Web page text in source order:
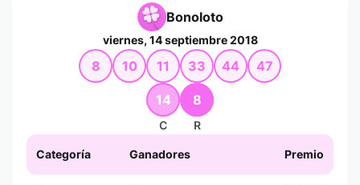
Bonoloto
viernes, 14 septiembre 2018
8 10 11 33 44 47
14
C
8
R
Categoría Ganadores Premio